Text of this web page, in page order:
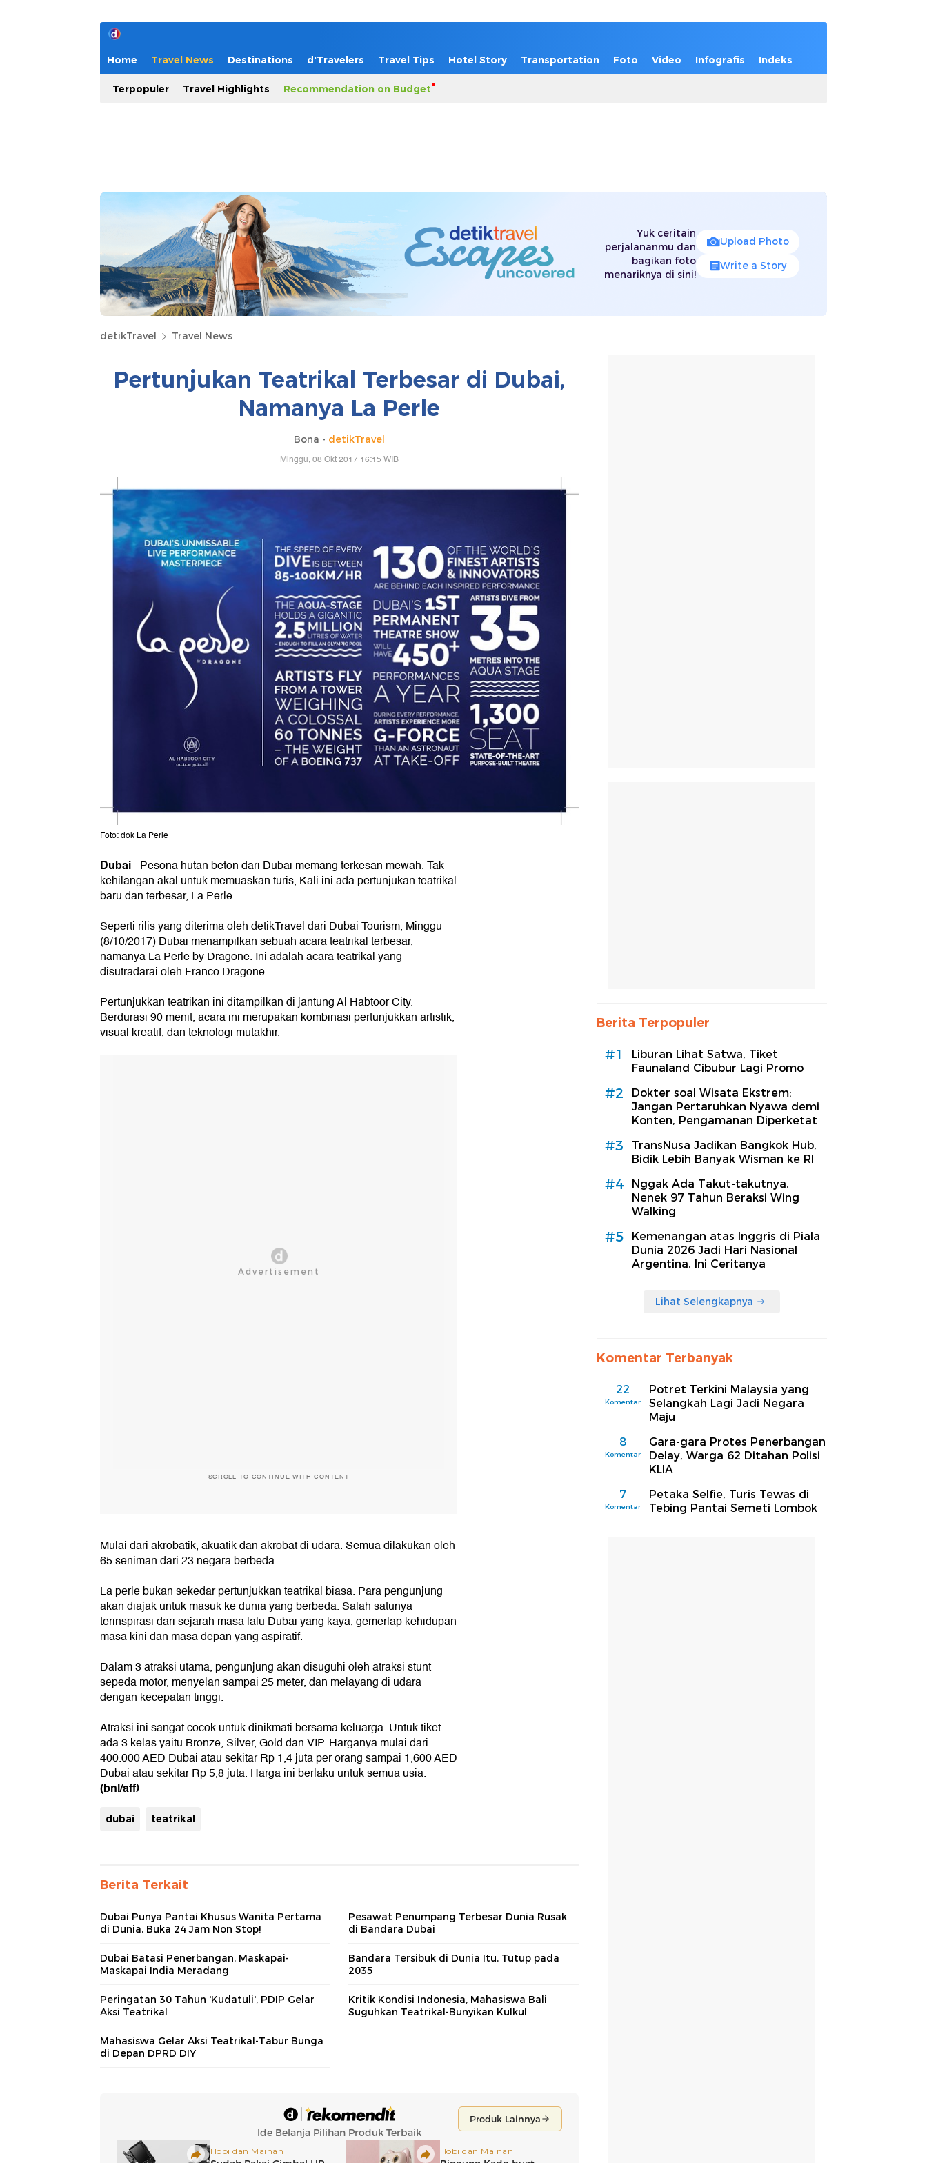
Home Travel News Destinations d'Travelers Travel Tips Hotel Story Transportation Foto Video Infografis Indeks
Terpopuler Travel Highlights Recommendation on Budget
Yuk ceritain
perjalananmu dan
bagikan foto
menariknya di sini!
Upload Photo
Write a Story
detikTravel Travel News
Pertunjukan Teatrikal Terbesar di Dubai,
Namanya La Perle
Bona - detikTravel
Minggu, 08 Okt 2017 16:15 WIB
Foto: dok La Perle
Dubai- Pesona hutan beton dari Dubai memang terkesan mewah. Tak
kehilangan akal untuk memuaskan turis, Kali ini ada pertunjukan teatrikal
baru dan terbesar, La Perle.
Seperti rilis yang diterima oleh detikTravel dari Dubai Tourism, Minggu
(8/10/2017) Dubai menampilkan sebuah acara teatrikal terbesar,
namanya La Perle by Dragone. Ini adalah acara teatrikal yang
disutradarai oleh Franco Dragone.
Pertunjukkan teatrikan ini ditampilkan di jantung Al Habtoor City.
Berdurasi 90 menit, acara ini merupakan kombinasi pertunjukkan artistik,
visual kreatif, dan teknologi mutakhir.
SCROLL TO CONTINUE WITH CONTENT
Mulai dari akrobatik, akuatik dan akrobat di udara. Semua dilakukan oleh
65 seniman dari 23 negara berbeda.
La perle bukan sekedar pertunjukkan teatrikal biasa. Para pengunjung
akan diajak untuk masuk ke dunia yang berbeda. Salah satunya
terinspirasi dari sejarah masa lalu Dubai yang kaya, gemerlap kehidupan
masa kini dan masa depan yang aspiratif.
Dalam 3 atraksi utama, pengunjung akan disuguhi oleh atraksi stunt
sepeda motor, menyelan sampai 25 meter, dan melayang di udara
dengan kecepatan tinggi.
Atraksi ini sangat cocok untuk dinikmati bersama keluarga. Untuk tiket
ada 3 kelas yaitu Bronze, Silver, Gold dan VIP. Harganya mulai dari
400.000 AED Dubai atau sekitar Rp 1,4 juta per orang sampai 1,600 AED
Dubai atau sekitar Rp 5,8 juta. Harga ini berlaku untuk semua usia.
(bnl/aff)
dubai teatrikal
Berita Terkait
Dubai Punya Pantai Khusus Wanita Pertama
di Dunia, Buka 24 Jam Non Stop!
Pesawat Penumpang Terbesar Dunia Rusak
di Bandara Dubai
Dubai Batasi Penerbangan, Maskapai-
Maskapai India Meradang
Bandara Tersibuk di Dunia Itu, Tutup pada
2035
Peringatan 30 Tahun 'Kudatuli', PDIP Gelar
Aksi Teatrikal
Kritik Kondisi Indonesia, Mahasiswa Bali
Suguhkan Teatrikal-Bunyikan Kulkul
Mahasiswa Gelar Aksi Teatrikal-Tabur Bunga
di Depan DPRD DIY
Berita Terpopuler
#1
Liburan Lihat Satwa, Tiket
Faunaland Cibubur Lagi Promo
#2
Dokter soal Wisata Ekstrem:
Jangan Pertaruhkan Nyawa demi
Konten, Pengamanan Diperketat
#3
TransNusa Jadikan Bangkok Hub,
Bidik Lebih Banyak Wisman ke RI
#4
Nggak Ada Takut-takutnya,
Nenek 97 Tahun Beraksi Wing
Walking
#5
Kemenangan atas Inggris di Piala
Dunia 2026 Jadi Hari Nasional
Argentina, Ini Ceritanya
Lihat Selengkapnya
Komentar Terbanyak
22
Komentar
Potret Terkini Malaysia yang
Selangkah Lagi Jadi Negara
Maju
8
Komentar
Gara-gara Protes Penerbangan
Delay, Warga 62 Ditahan Polisi
KLIA
7
Komentar
Petaka Selfie, Turis Tewas di
Tebing Pantai Semeti Lombok